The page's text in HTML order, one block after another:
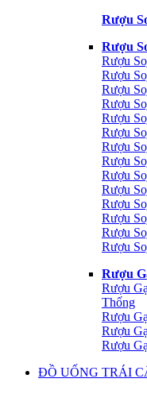
Rượu
Rượu
Rượu
Rượu
Rượu
Rượu
Rượu
Rượu
Rượu
Rượu
Rượu
Rượu
Rượu
Rượu
Rượu
Rượu
Rượu
Rượu
Thống
Rượu
Rượu
Rượu
ĐỒ UỐNG TRÁI